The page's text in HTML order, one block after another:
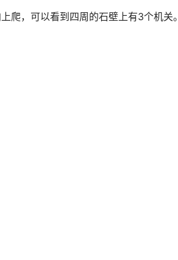
爬，可以看到四周的石壁上有3个机关。